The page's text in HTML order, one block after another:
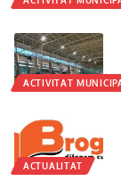
ACTIVITAT
ACTUALITAT